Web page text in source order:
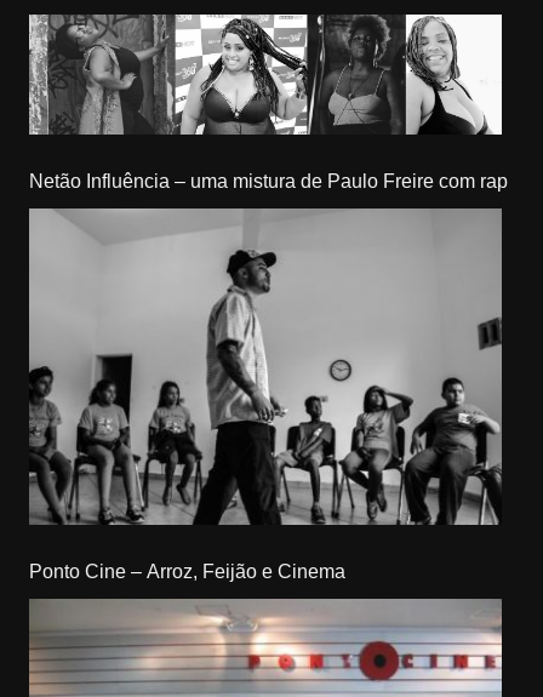
Netão Influência – uma mistura de Paulo Freire com rap
Ponto Cine – Arroz, Feijão e Cinema